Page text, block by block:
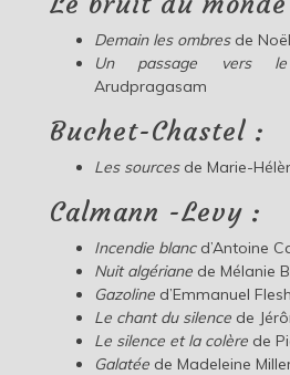
Demain les ombresde
Un passage vers
Arudpragasam
Buchet-Chastel :
Les sourcesde Marie-
Calmann -Levy :
Incendie blancd’Antoine
Nuit algérianede Mélanie
Gazolined’Emmanuel Flesh
Le chant du silencede
Le silence et la colèrede
Galatéede Madeleine